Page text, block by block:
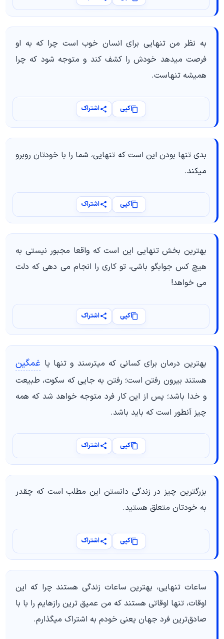
به نظر من تنهایی برای انسان خوب است چرا که به او
فرصت میدهد خودش را کشف کند و متوجه شود که چرا
همیشه تنهاست.
کپی اشتراک
بدی تنها بودن این است که تنهایی، شما را با خودتان روبرو
میکند.
کپی اشتراک
بهترین بخش تنهایی این است که واقعا مجبور نیستی به
هیچ کس جوابگو باشی، تو کاری را انجام می دهی که دلت
می خواهد!
کپی اشتراک
بهترین درمان برای کسانی که میترسند و تنها یا غمگین
هستند بیرون رفتن است؛ رفتن به جایی که سکوت، طبیعت
و خدا باشد؛ پس از این کار فرد متوجه خواهد شد که همه
چیز آنطور است که باید باشد.
کپی اشتراک
بزرگترین چیز در زندگی دانستن این مطلب است که چقدر
به خودتان متعلق هستید.
کپی اشتراک
ساعات تنهایی، بهترین ساعات زندگی هستند چرا که این
اوقات، تنها اوقاتی هستند که من عمیق ترین رازهایم را با با
صادق‌ترین فرد جهان یعنی خودم به اشتراک میگذارم.